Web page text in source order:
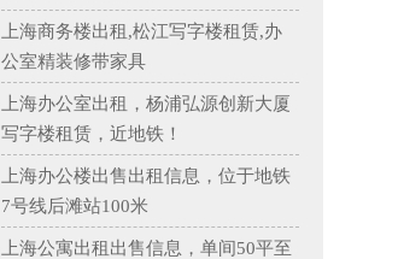
上海商务楼出租,松江写字楼租赁,办
公室精装修带家具
上海办公室出租，杨浦弘源创新大厦
写字楼租赁，近地铁！
上海办公楼出售出租信息，位于地铁
7号线后滩站100米
上海公寓出租出售信息，单间50平至